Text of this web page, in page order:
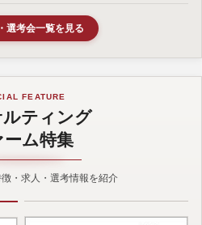
選考会一覧を見る
FEATURE
ルティング
ーム特集
・求人・選考情報を紹介